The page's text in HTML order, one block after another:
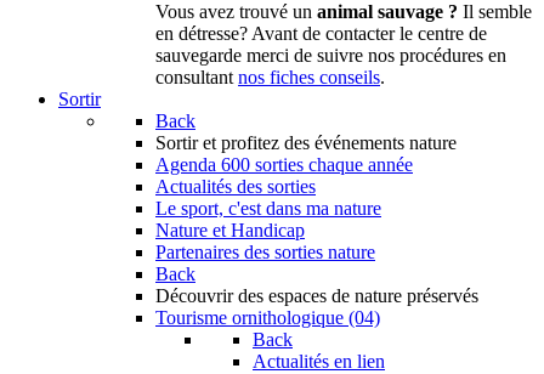
Vous avez trouvé un animal sauvage ? Il semble
en détresse? Avant de contacter le centre de
sauvegarde merci de suivre nos procédures en
consultant nos fiches conseils.
Sortir
Back
Sortir et profitez des événements nature
Agenda 600 sorties chaque année
Actualités des sorties
Le sport, c'est dans ma nature
Nature et Handicap
Partenaires des sorties nature
Back
Découvrir des espaces de nature préservés
Tourisme ornithologique (04)
Back
Actualités en lien